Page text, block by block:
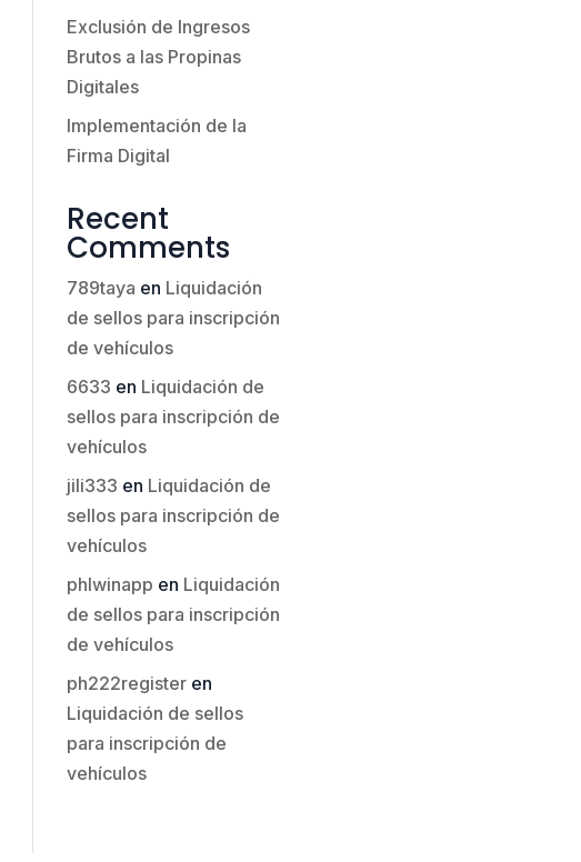
Exclusión de Ingresos
Brutos a las Propinas
Digitales
Implementación de la
Firma Digital
Recent
Comments
789taya en Liquidación
de sellos para inscripción
de vehículos
6633 en Liquidación de
sellos para inscripción de
vehículos
jili333 en Liquidación de
sellos para inscripción de
vehículos
phlwinapp en Liquidación
de sellos para inscripción
de vehículos
ph222registeren
Liquidación de sellos
para inscripción de
vehículos